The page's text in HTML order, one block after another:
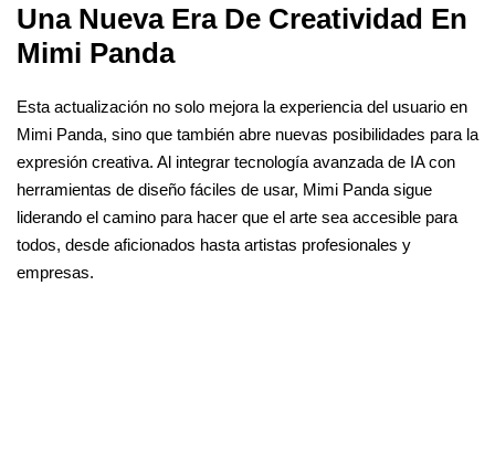
Una Nueva Era De Creatividad En
Mimi Panda
Esta actualización no solo mejora la experiencia del usuario en
Mimi Panda, sino que también abre nuevas posibilidades para la
expresión creativa. Al integrar tecnología avanzada de IA con
herramientas de diseño fáciles de usar, Mimi Panda sigue
liderando el camino para hacer que el arte sea accesible para
todos, desde aficionados hasta artistas profesionales y
empresas.